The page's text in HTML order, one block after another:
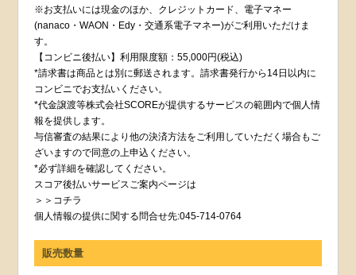
※お支払いには現金のほか、クレジットカード、電子マネー
(nanaco・WAON・Edy・交通系電子マネー)がご利用いただけま
す。
【コンビニ後払い】利用限度額：55,000円(税込)
*請求書は商品とは別に郵送されます。請求書発行から14日以内に
コンビニでお支払いください。
*代金譲渡等株式会社SCOREが提供するサービスの範囲内で個人情
報を提供します。
与信審査の結果により他の決済方法をご利用していただく場合もご
ざいますので同意の上申込ください。
*必ず詳細を確認してください。
スコア後払いサービスご案内ページは
＞＞コチラ
個人情報の提供に関する問合せ先:045-714-0764
販売数量